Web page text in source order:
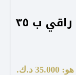
ي سبحة كهرب كلاسيكي راقي ب ٣٥
د.ك.